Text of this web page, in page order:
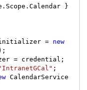
}
initializer =
new
= credential;
;
CalendarService